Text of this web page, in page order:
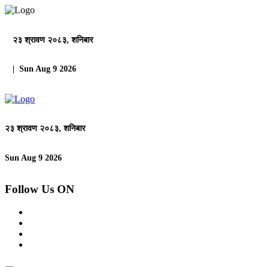
२३ श्रावण २०८३, शनिबार
| Sun Aug 9 2026
२३ श्रावण २०८३, शनिबार
Sun Aug 9 2026
Follow Us ON